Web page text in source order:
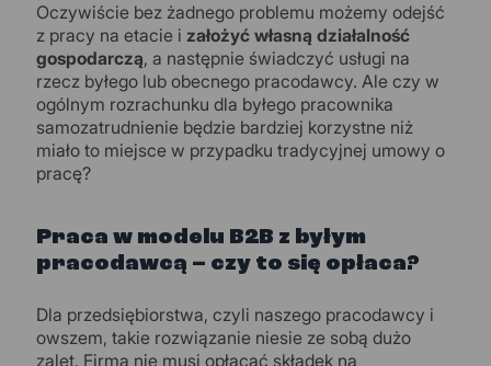
Oczywiście bez żadnego problemu możemy odejść
z pracy na etacie i założyć własną działalność
gospodarczą, a następnie świadczyć usługi na
rzecz byłego lub obecnego pracodawcy. Ale czy w
ogólnym rozrachunku dla byłego pracownika
samozatrudnienie będzie bardziej korzystne niż
miało to miejsce w przypadku tradycyjnej umowy o
pracę?
Praca w modelu B2B z byłym
pracodawcą – czy to się opłaca?
Dla przedsiębiorstwa, czyli naszego pracodawcy i
owszem, takie rozwiązanie niesie ze sobą dużo
zalet. Firma nie musi opłacać składek na